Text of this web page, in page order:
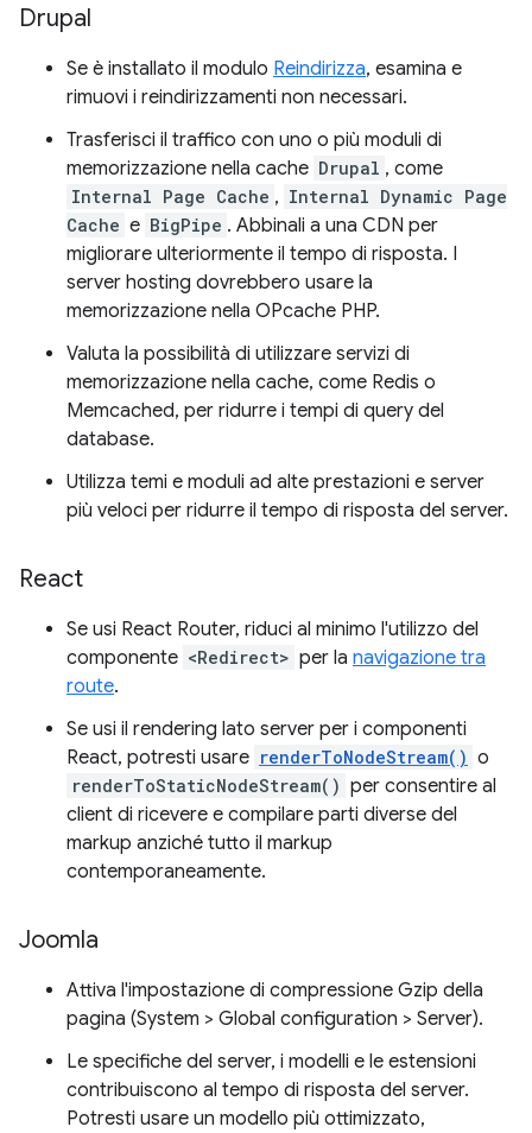
Drupal
Se è installato il modulo Reindirizza, esamina e
rimuovi i reindirizzamenti non necessari.
Trasferisci il traffico con uno o più moduli di
memorizzazione nella cache Drupal , come
Internal Page Cache , Internal Dynamic Page
Cache e BigPipe . Abbinali a una CDN per
migliorare ulteriormente il tempo di risposta. I
server hosting dovrebbero usare la
memorizzazione nella OPcache PHP.
Valuta la possibilità di utilizzare servizi di
memorizzazione nella cache, come Redis o
Memcached, per ridurre i tempi di query del
database.
Utilizza temi e moduli ad alte prestazioni e server
più veloci per ridurre il tempo di risposta del server.
React
Se usi React Router, riduci al minimo l'utilizzo del
componente <Redirect> per la navigazione tra
route.
Se usi il rendering lato server per i componenti
React, potresti usare renderToNodeStream() o
renderToStaticNodeStream() per consentire al
client di ricevere e compilare parti diverse del
markup anziché tutto il markup
contemporaneamente.
Joomla
Attiva l'impostazione di compressione Gzip della
pagina (System > Global configuration > Server).
Le specifiche del server, i modelli e le estensioni
contribuiscono al tempo di risposta del server.
Potresti usare un modello più ottimizzato,